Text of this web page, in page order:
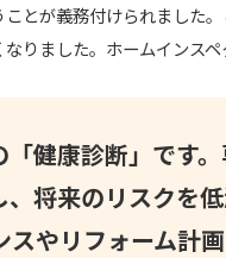
とが義務付けられました
りました。ホームインス
健康診断」です
将来のリスクを
やリフォーム計